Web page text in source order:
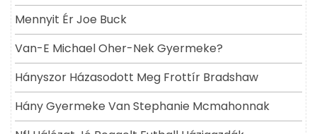
Mennyit Ér Joe Buck
Van-E Michael Oher-Nek Gyermeke?
Hányszor Házasodott Meg Frottír Bradshaw
Hány Gyermeke Van Stephanie Mcmahonnak